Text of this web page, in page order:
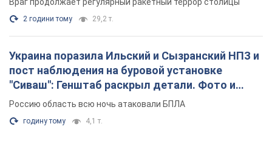
Враг продолжает регулярный ракетный террор столицы
2 години тому 29,2 т.
Украина поразила Ильский и Сызранский НПЗ и
пост наблюдения на буровой установке
"Сиваш": Генштаб раскрыл детали. Фото и
видео
Россию область всю ночь атаковали БПЛА
годину тому 4,1 т.